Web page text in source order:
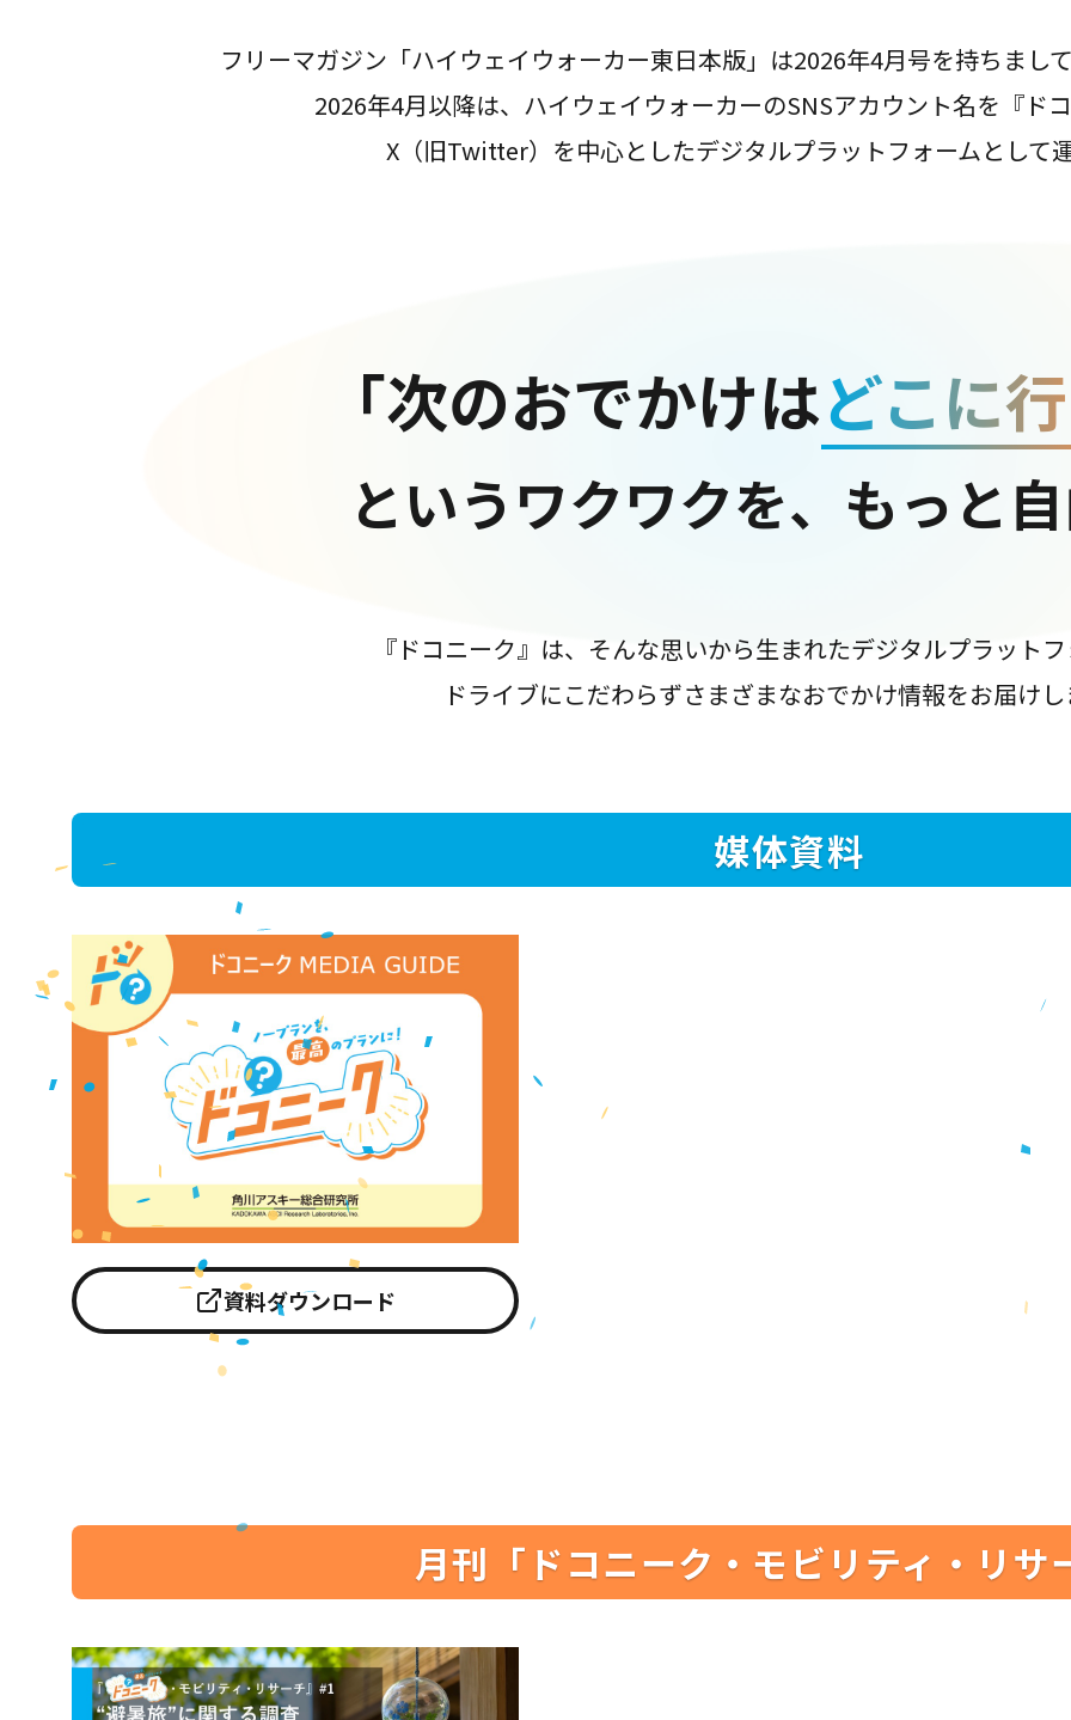
フリーマガジン「ハイウェイウォーカー東日本版」は2026年4月号を持ちまし
2026年4月以降は、ハイウェイウォーカーのSNSアカウント名を『ド
X（旧Twitter）を中心としたデジタルプラットフォームとして
「次のおでかけはどこに
というワクワクを、もっと
『ドコニーク』は、そんな思いから生まれたデジタルプラット
ドライブにこだわらずさまざまなおでかけ情報をお届け
媒体資料
資料ダウンロード
月刊「ドコニーク・モビリティ・リサ